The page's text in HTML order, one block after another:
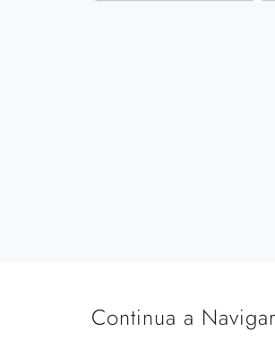
Continua a